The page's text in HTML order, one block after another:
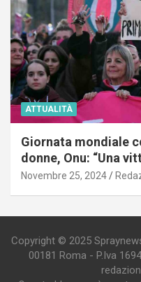
ATTUALITÀ
Giornata mondiale
donne, Onu: “Una
Novembre 25, 2024
Copyright © 2025
00181 Roma - P.Iva